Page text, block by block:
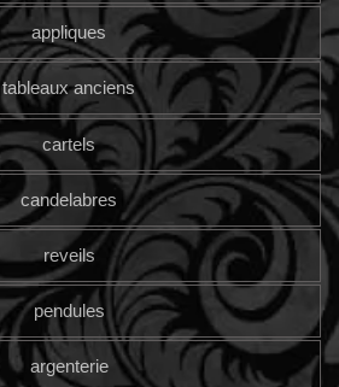
appliques
tableaux anciens
cartels
candelabres
reveils
pendules
argenterie